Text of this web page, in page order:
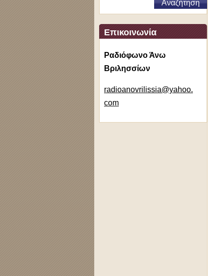
Επικοινωνία
Ραδιόφωνο Άνω
Βριλησσίων
radioanovrilissia@yahoo.
com